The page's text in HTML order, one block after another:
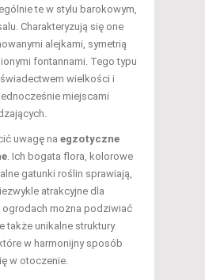
te w stylu barokowym,
Charakteryzują się one
alejkami, symetrią
fontannami. Tego typu
wielkości i
miejscami
uwagę na egzotyczne
. Ich bogata flora, kolorowe
gatunki roślin sprawiają,
atrakcyjne dla
ogrodach można podziwiać
także unikalne struktury
w harmonijny sposób
w otoczenie.